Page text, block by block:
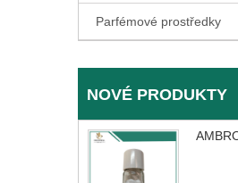
Parfémové prostředky
NOVÉ PRODUKTY